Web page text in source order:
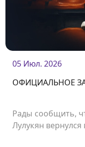
05 Июл. 2026
ОФИЦИАЛЬНОЕ
Рады сообщить,
Лулукян